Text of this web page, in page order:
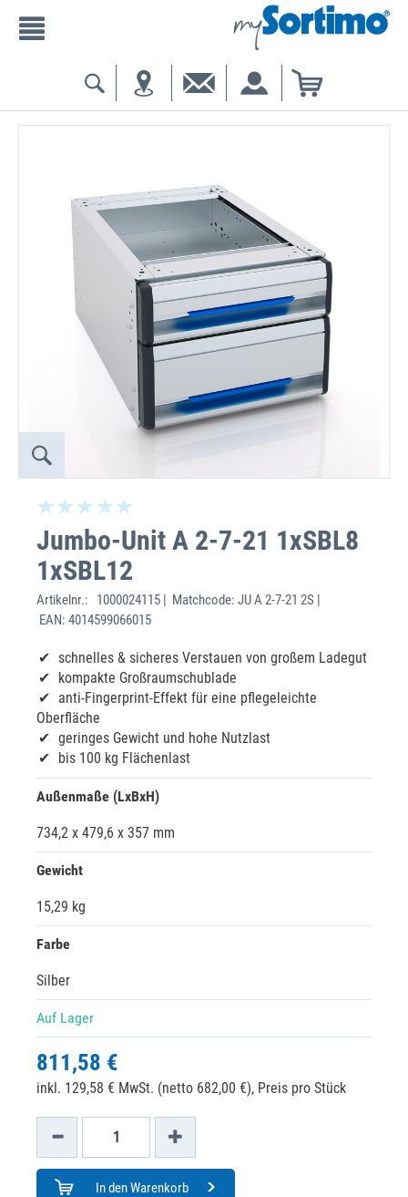
Jumbo-Unit A 2-7-21 1xSBL8
1xSBL12
Artikelnr.:
1000024115 | Matchcode: JU A 2-7-21 2S |
EAN: 4014599066015
schnelles & sicheres Verstauen von großem Ladegut
kompakte Großraumschublade
anti-Fingerprint-Effekt für eine pflegeleichte
Oberfläche
geringes Gewicht und hohe Nutzlast
bis 100 kg Flächenlast
Außenmaße (LxBxH)
734,2 x 479,6 x 357 mm
Gewicht
15,29 kg
Farbe
Silber
Auf Lager
811,58 €
inkl. 129,58 € MwSt. (netto 682,00 €), Preis pro Stück
In den Warenkorb